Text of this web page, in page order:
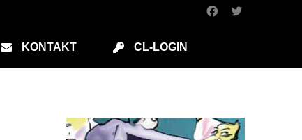
KONTAKT CL-LOGIN